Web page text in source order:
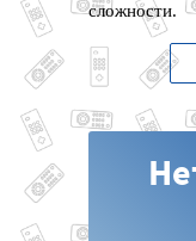
сложности.